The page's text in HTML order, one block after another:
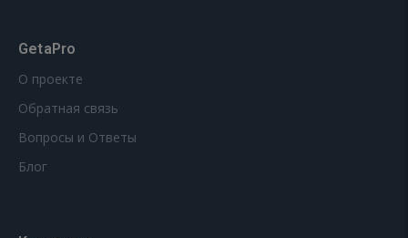
GetaPro
О проекте
Обратная связь
Вопросы и Ответы
Блог